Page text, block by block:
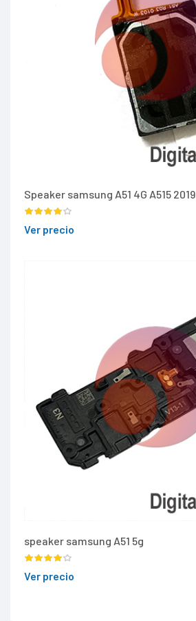
Speaker samsung A51 4G A515 2019
Ver precio
speaker samsung A51 5g
Ver precio